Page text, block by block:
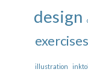
design
exercises
illustration